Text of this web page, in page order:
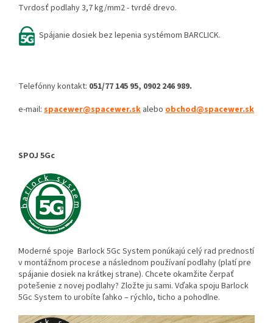
Tvrdosť podlahy 3,7 kg/mm2 - tvrdé drevo.
Spájanie dosiek bez lepenia systémom BARCLICK.
Telefónny kontakt: 051/77 145 95, 0902 246 989.
e-mail: spacewer@spacewer.sk alebo obchod@spacewer.sk
SPOJ 5Gc
Moderné spoje Barlock 5Gc System ponúkajú celý rad predností
v montážnom procese a následnom používaní podlahy (platí pre
spájanie dosiek na krátkej strane). Chcete okamžite čerpať
potešenie z novej podlahy? Zložte ju sami. Vďaka spoju Barlock
5Gc System to urobíte ľahko – rýchlo, ticho a pohodlne.